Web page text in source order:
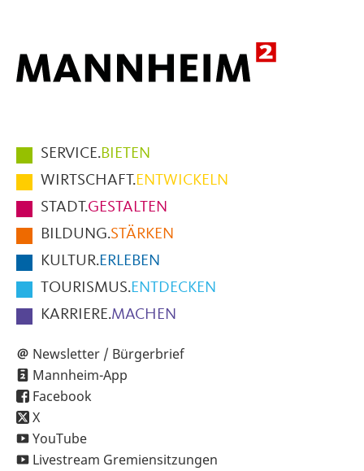
Hauptmenüpunkte
im
Fußbereich
der
Seite
SERVICE.BIETEN
WIRTSCHAFT.ENTWICKELN
STADT.GESTALTEN
BILDUNG.STÄRKEN
KULTUR.ERLEBEN
TOURISMUS.ENTDECKEN
KARRIERE.MACHEN
Newsletter / Bürgerbrief
Mannheim-App
Facebook
X
YouTube
Livestream Gremiensitzungen